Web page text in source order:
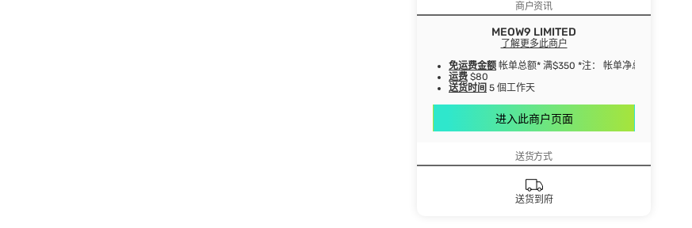
商户资讯
MEOW9 LIMITED
了解更多此商户
免运费金额 帐单总额* 满$350 *注： 帐单净总额指扣除
运费 $80
送货时间 5 個工作天
进入此商户页面
送货方式
送货到府